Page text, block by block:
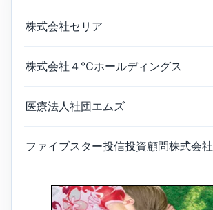
株式会社セリア
株式会社４℃ホールディングス
医療法人社団エムズ
ファイブスター投信投資顧問株式会社